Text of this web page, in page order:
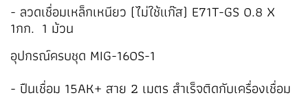
- ลวดเชื่อมเหล็กเหนียว (ไม่ใช้แก๊ส) E71T-GS 0.8 X
1กก. 1 ม้วน
อุปกรณ์ครบชุด MIG-160S-1
- ปืนเชื่อม 15AK+ สาย 2 เมตร สำเร็จติดกับเครื่องเชื่อม